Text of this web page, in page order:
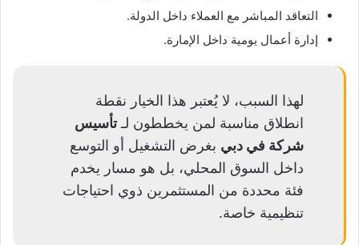
التعاقد المباشر مع العملاء داخل الدولة.
إدارة أعمال يومية داخل الإمارة.
لهذا السبب، لا يُعتبر هذا الخيار نقطة
انطلاق مناسبة لمن يخططون لـتأسيس
شركة في دبي بغرض التشغيل أو التوسع
داخل السوق المحلي، بل هو مسار يخدم
فئة محددة من المستثمرين ذوي احتياجات
تنظيمية خاصة.